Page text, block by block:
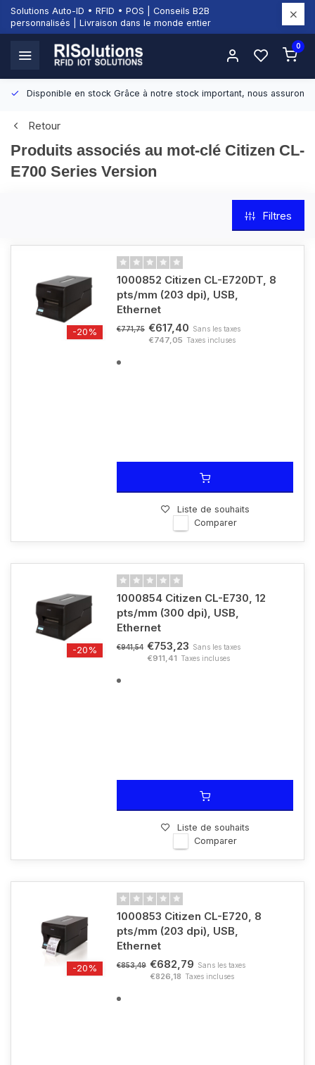
Solutions Auto-ID • RFID • POS | Conseils B2B
personnalisés | Livraison dans le monde entier
0
Disponible en stock Grâce à notre stock important, nous
Retour
Produits associés au mot-clé Citizen CL-
E700 Series Version
Filtres
-20%
1000852 Citizen CL-E720DT, 8
pts/mm (203 dpi), USB,
Ethernet
€771,75 €617,40 Sans les taxes
€747,05 Taxes incluses
Liste de souhaits
Comparer
-20%
1000854 Citizen CL-E730, 12
pts/mm (300 dpi), USB,
Ethernet
€941,54 €753,23 Sans les taxes
€911,41 Taxes incluses
Liste de souhaits
Comparer
-20%
1000853 Citizen CL-E720, 8
pts/mm (203 dpi), USB,
Ethernet
€853,49 €682,79 Sans les taxes
€826,18 Taxes incluses